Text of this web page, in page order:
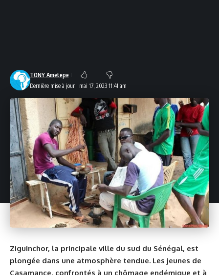
Dernière mise à jour : mai 17, 2023 11:41 am
TONY Ametepe
Ziguinchor, la principale ville du sud du Sénégal, est
plongée dans une atmosphère tendue. Les jeunes de
Casamance, confrontés à un chômage endémique et à